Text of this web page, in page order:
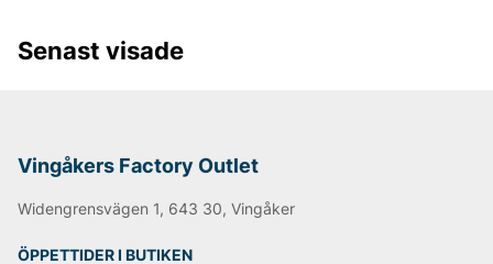
tidlöst och modernt. Produkterna är oftast enfärgade
modekollektioner tillsammans med. Välskräddat mode
är helt enkelt Tiger of Swedens signum.
Under åren har produktutbudet breddats och speciellt
Sweden herrskjortor och Tiger of Sweden herrtröjor.
Senast visade
Vingåkers Factory Outlet
Widengrensvägen 1, 643 30, Vingåker
ÖPPETTIDER I BUTIKEN